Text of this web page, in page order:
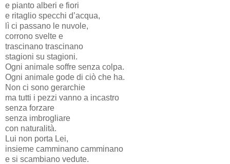
e pianto alberi e fiori
e ritaglio specchi d’acqua,
lì ci passano le nuvole,
corrono svelte e
trascinano trascinano
stagioni su stagioni.
Ogni animale soffre senza colpa.
Ogni animale gode di ciò che ha.
Non ci sono gerarchie
ma tutti i pezzi vanno a incastro
senza forzare
senza imbrogliare
con naturalità.
Lui non porta Lei,
insieme camminano camminano
e si scambiano vedute.